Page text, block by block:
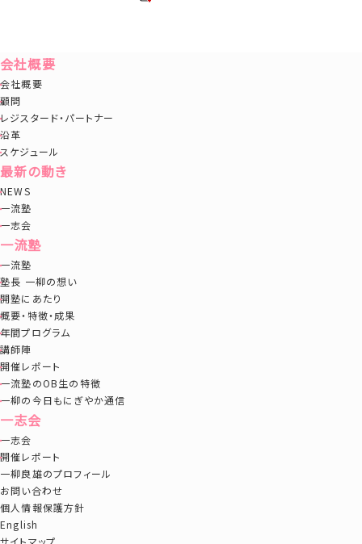
会社概要
会社概要
顧問
レジスタード・パートナー
沿革
スケジュール
最新の動き
NEWS
一流塾
一志会
一流塾
一流塾
塾長 一柳の想い
開塾にあたり
概要・特徴・成果
年間プログラム
講師陣
開催レポート
一流塾のOB生の特徴
一柳の今日もにぎやか通信
一志会
一志会
開催レポート
一柳良雄のプロフィール
お問い合わせ
個人情報保護方針
English
サイトマップ